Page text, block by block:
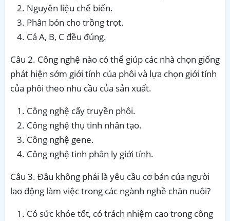
Nguyên liệu chế biến.
Phân bón cho trồng trọt.
Cả A, B, C đều đúng.
Câu 2. Công nghệ nào có thể giúp các nhà chọn giống
phát hiện sớm giới tính của phôi và lựa chọn giới tính
của phôi theo nhu cầu của sản xuất.
Công nghệ cấy truyền phôi.
Công nghệ thụ tinh nhân tạo.
Công nghệ gene.
Công nghệ tinh phân ly giới tính.
Câu 3. Đâu không phải là yêu cầu cơ bản của người
lao động làm việc trong các ngành nghề chăn nuôi?
Có sức khỏe tốt, có trách nhiệm cao trong công